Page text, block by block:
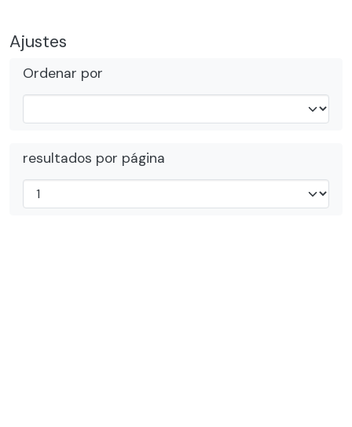
Ajustes
Ordenar por
resultados por página